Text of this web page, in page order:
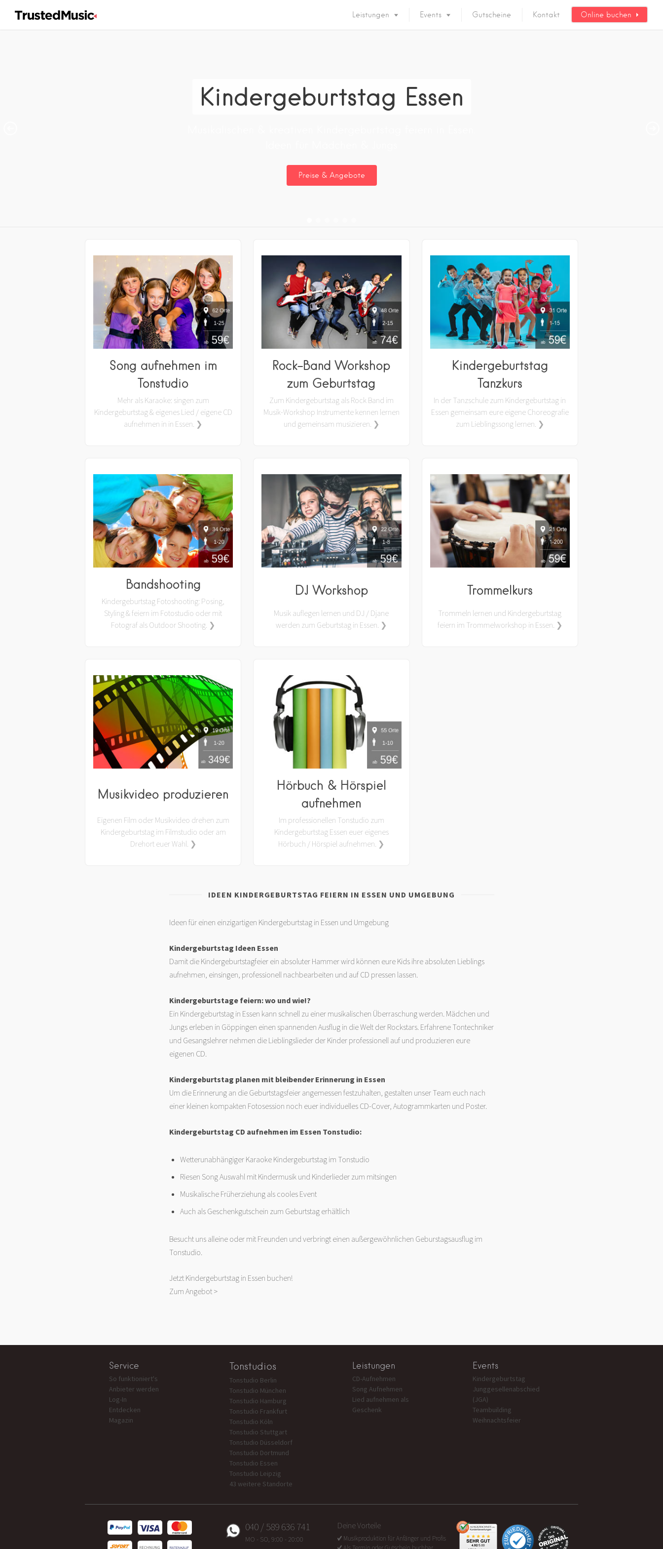
Leistungen Events Gutscheine Kontakt Online buchen
Kindergeburtstag Essen
Song aufnehmen im
Tonstudio
Mehr als Karaoke: singen zum
Kindergeburtstag & eigenes Lied / eigene CD
aufnehmen in in Essen. ❯
Rock-Band Workshop
zum Geburtstag
Zum Kindergeburtstag als Rock Band im
Musik-Workshop Instrumente kennen lernen
und gemeinsam musizieren. ❯
Kindergeburtstag
Tanzkurs
In der Tanzschule zum Kindergeburtstag in
Essen gemeinsam eure eigene Choreografie
zum Lieblingssong lernen. ❯
Bandshooting
Kindergeburtstag Fotoshooting: Posing,
Styling & feiern im Fotostudio oder mit
Fotograf als Outdoor Shooting. ❯
DJ Workshop
Musik auflegen lernen und DJ / Djane
werden zum Geburtstag in Essen. ❯
Trommelkurs
Trommeln lernen und Kindergeburtstag
feiern im Trommelworkshop in Essen. ❯
Musikvideo produzieren
Eigenen Film oder Musikvideo drehen zum
Kindergeburtstag im Filmstudio oder am
Drehort euer Wahl. ❯
Hörbuch & Hörspiel
aufnehmen
Im professionellen Tonstudio zum
Kindergeburtstag Essen euer eigenes
Hörbuch / Hörspiel aufnehmen. ❯
IDEEN KINDERGEBURTSTAG FEIERN IN ESSEN UND UMGEBUNG
Ideen für einen einzigartigen Kindergeburtstag in Essen und Umgebung
Kindergeburtstag Ideen Essen
Damit die Kindergeburtstagfeier ein absoluter Hammer wird können eure Kids ihre absoluten Lieblings
aufnehmen, einsingen, professionell nachbearbeiten und auf CD pressen lassen.
Kindergeburtstage feiern: wo und wie!?
Ein Kindergeburtstag in Essen kann schnell zu einer musikalischen Überraschung werden. Mädchen und
Jungs erleben in Göppingen einen spannenden Ausflug in die Welt der Rockstars. Erfahrene Tontechniker
und Gesangslehrer nehmen die Lieblingslieder der Kinder professionell auf und produzieren eure
eigenen CD.
Kindergeburtstag planen mit bleibender Erinnerung in Essen
Um die Erinnerung an die Geburtstagsfeier angemessen festzuhalten, gestalten unser Team euch nach
einer kleinen kompakten Fotosession noch euer individuelles CD-Cover, Autogrammkarten und Poster.
Kindergeburtstag CD aufnehmen im Essen Tonstudio:
Wetterunabhängiger Karaoke Kindergeburtstag im Tonstudio
Riesen Song Auswahl mit Kindermusik und Kinderlieder zum mitsingen
Musikalische Früherziehung als cooles Event
Auch als Geschenkgutschein zum Geburtstag erhältlich
Besucht uns alleine oder mit Freunden und verbringt einen außergewöhnlichen Geburstagsausflug im
Tonstudio.
Jetzt Kindergeburtstag in Essen buchen!
Zum Angebot >
Service
So funktioniert's
Anbieter werden
Log-In
Entdecken
Magazin
Tonstudios
Tonstudio Berlin
Tonstudio München
Tonstudio Hamburg
Tonstudio Frankfurt
Tonstudio Köln
Tonstudio Stuttgart
Tonstudio Düsseldorf
Tonstudio Dortmund
Tonstudio Essen
Tonstudio Leipzig
43 weitere Standorte
Leistungen
CD-Aufnehmen
Song Aufnehmen
Lied aufnehmen als
Geschenk
Events
Kindergeburtstag
Junggesellenabschied
(JGA)
Teambuilding
Weihnachtsfeier
040 / 589 636 741
MO - SO, 9:00 - 20:00
Deine Vorteile
Musikproduktion für Anfänger und Profis